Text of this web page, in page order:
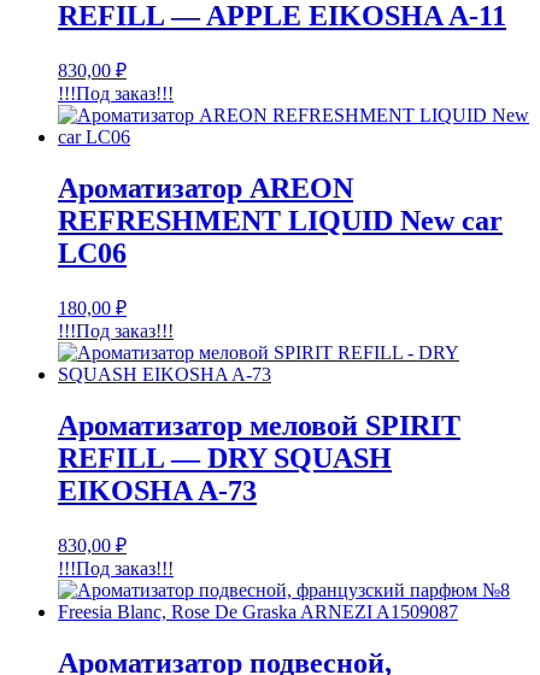
REFILL — APPLE EIKOSHA A-11
830,00 ₽
!!!Под заказ!!!
Ароматизатор AREON
REFRESHMENT LIQUID New car
LC06
180,00 ₽
!!!Под заказ!!!
Ароматизатор меловой SPIRIT
REFILL — DRY SQUASH
EIKOSHA A-73
830,00 ₽
!!!Под заказ!!!
Ароматизатор подвесной,